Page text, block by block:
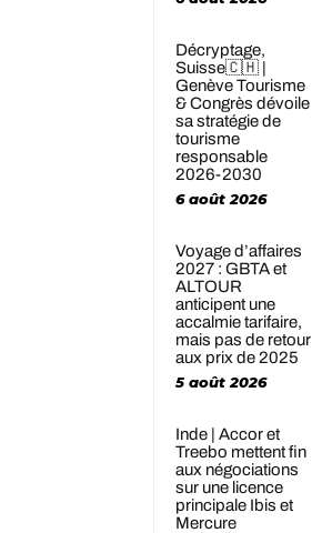
Décryptage,
Suisse🇨🇭 |
Genève Tourisme
& Congrès dévoile
sa stratégie de
tourisme
responsable
2026-2030
6 août 2026
Voyage d’affaires
2027 : GBTA et
ALTOUR
anticipent une
accalmie tarifaire,
mais pas de retour
aux prix de 2025
5 août 2026
Inde | Accor et
Treebo mettent fin
aux négociations
sur une licence
principale Ibis et
Mercure